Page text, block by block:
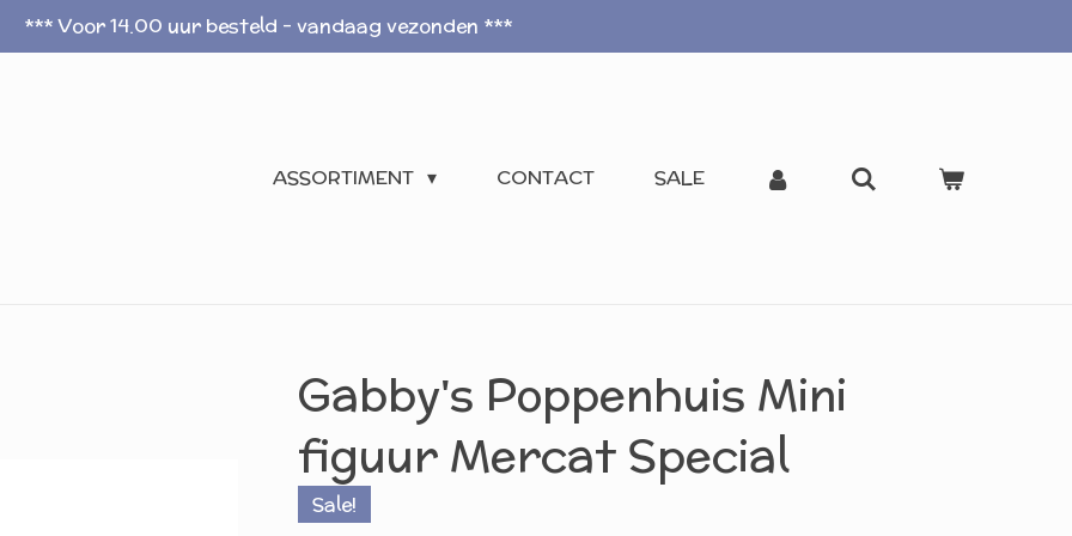
*** Voor 14.00 uur besteld - vandaag vezonden ***
ASSORTIMENT CONTACT SALE
Gabby's Poppenhuis Mini
figuur Mercat Special
Sale!